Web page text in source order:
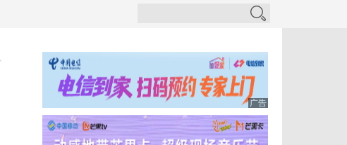
广告